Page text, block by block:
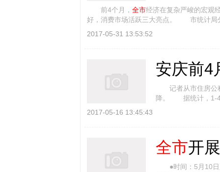
前4个月， 全市经济在复杂严峻的宏观
好，消费市场活跃三大亮点。 市统计局
2017-05-31 13:53:52
安庆前4
记者从市住房公积
降。 据统计，1-
2017-05-16 13:45:43
全市开
●时间：5月10日